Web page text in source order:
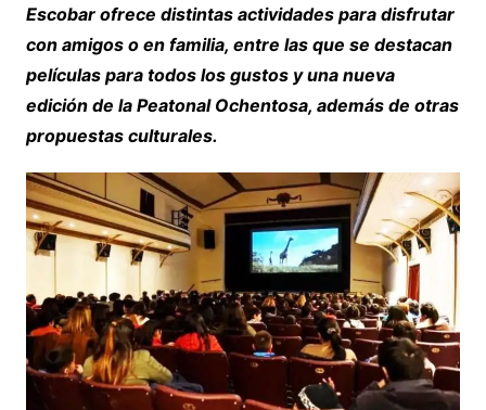
Escobar ofrece distintas actividades para disfrutar
con amigos o en familia, entre las que se destacan
películas para todos los gustos y una nueva
edición de la Peatonal Ochentosa, además de otras
propuestas culturales.